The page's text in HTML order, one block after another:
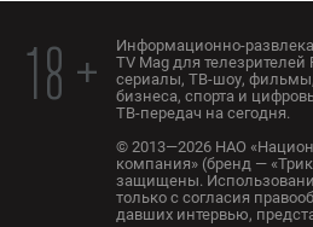
18 +
Информационно-
TV Mag для
сериалы, ТВ-шоу,
бизнеса, спорта и
ТВ-передач на сегодня.
© 2013—2026 НАО
компания» (бренд —
защищены.
только с согласия
давших интервью,